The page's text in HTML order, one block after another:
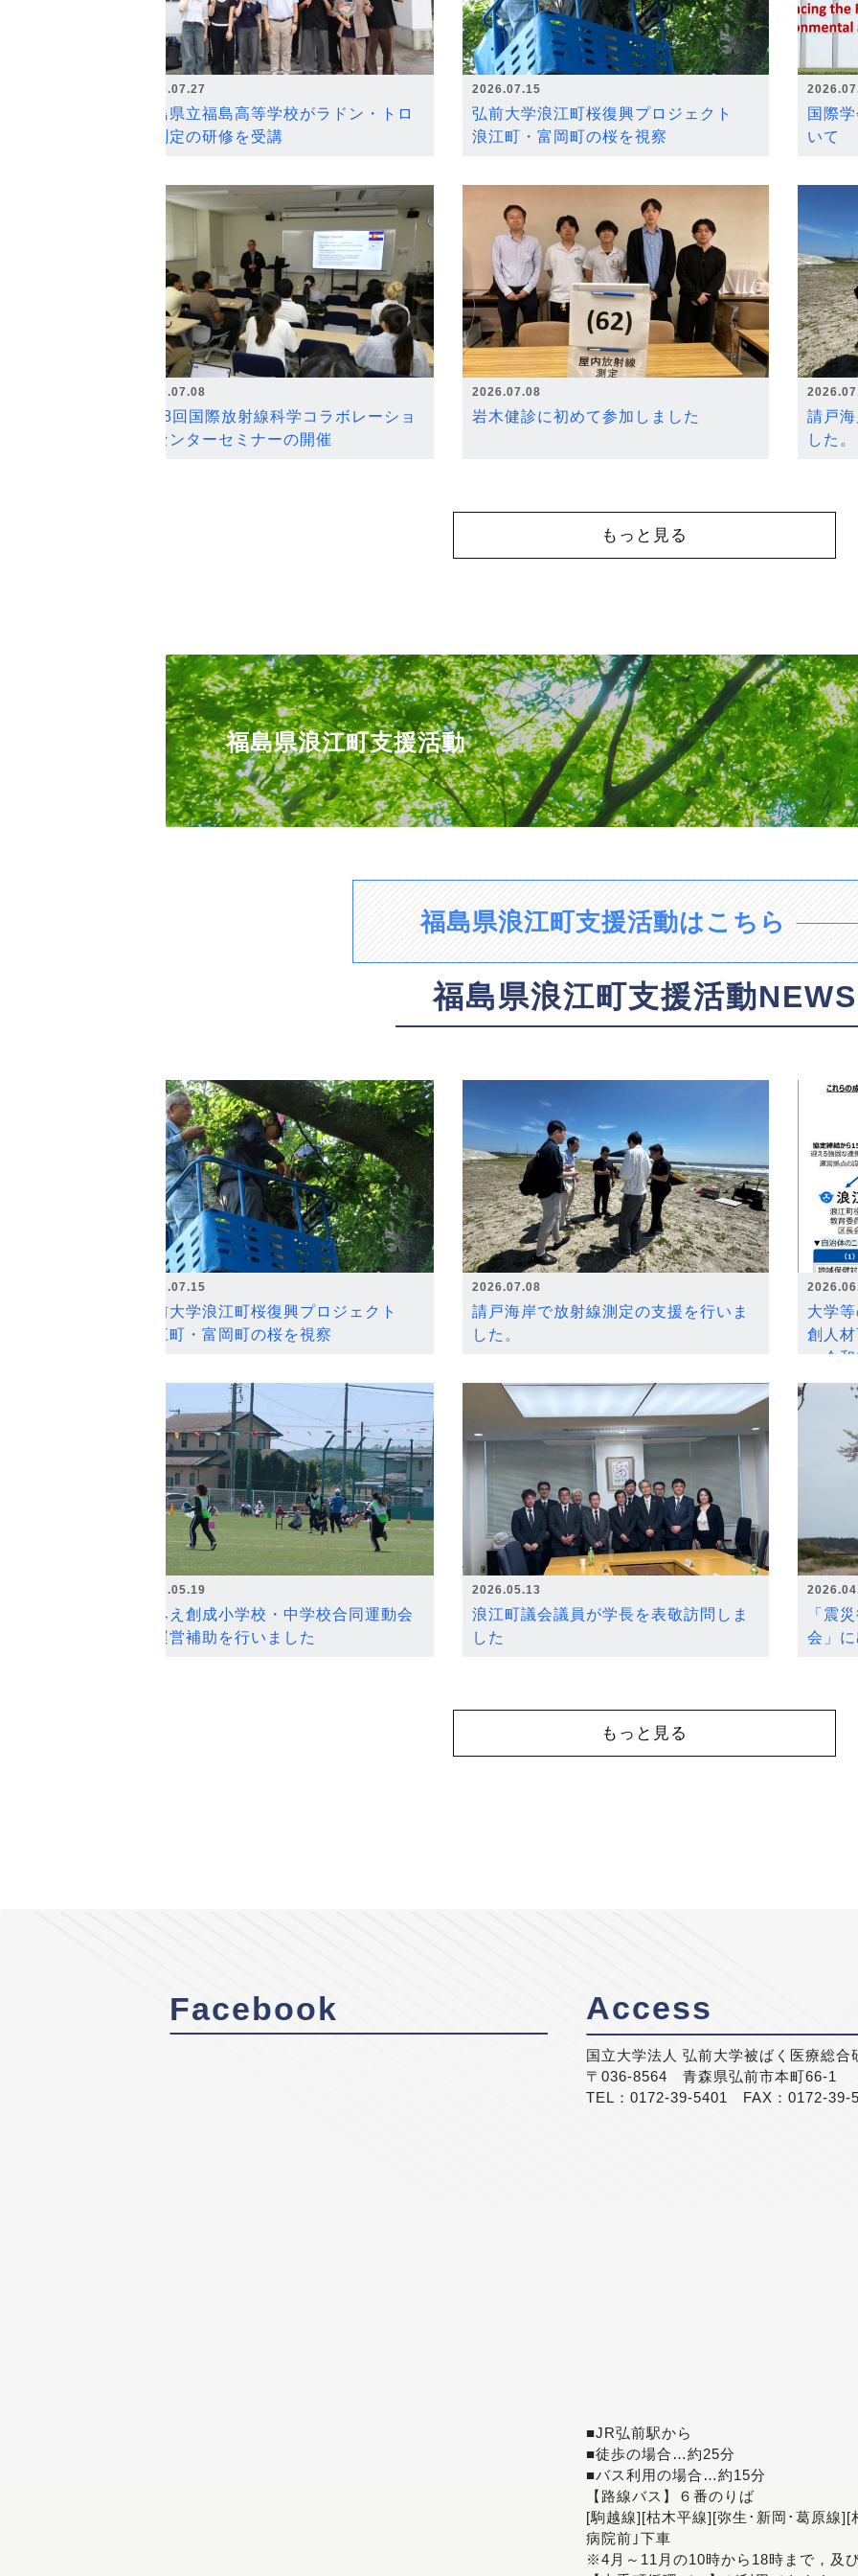
2026.07.27
福島県立福島高等学校がラドン・トロ
ン測定の研修を受講
2026.07.15
弘前大学浪江町桜復興プロジェクト
浪江町・富岡町の桜を視察
国際
いて
2026.07.08
第18回国際放射線科学コラボレーショ
ンセンターセミナーの開催
2026.07.08
岩木健診に初めて参加しました
請戸
した。
もっと見る
福島県浪江町支援活動
福島県浪江町支援活動はこちら
福島県浪江町支援活動NEWS
2026.07.15
弘前大学浪江町桜復興プロジェクト
浪江町・富岡町の桜を視察
2026.07.08
請戸海岸で放射線測定の支援を行いま
した。
大学
創人
～令
2026.05.19
なみえ創成小学校・中学校合同運動会
の運営補助を行いました
2026.05.13
浪江町議会議員が学長を表敬訪問しま
した
「震
会」
もっと見る
Facebook Access
国立大学法人 弘前大学被ばく医療総合
〒036-8564 青森県弘前市本町66-1
TEL：0172-39-5401 FAX：0172-39-
■JR弘前駅から
■徒歩の場合…約25分
■バス利用の場合…約15分
【路線バス】６番のりば
[駒越線][枯木平線][弥生･新岡･葛原線
病院前｣下車
※4月～11月の10時から18時まで，及